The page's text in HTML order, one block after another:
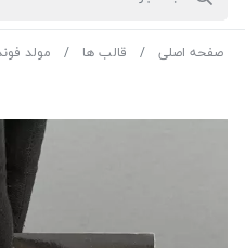
صفحه اصلی قالب ها مولد